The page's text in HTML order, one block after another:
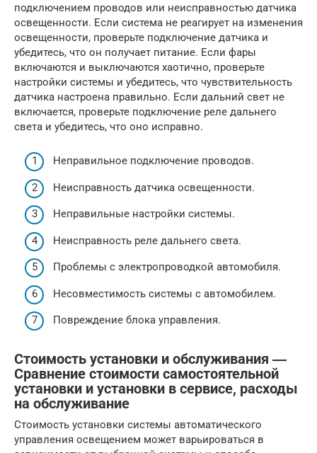
подключением проводов или неисправностью датчика
освещенности. Если система не реагирует на изменения
освещенности, проверьте подключение датчика и
убедитесь, что он получает питание. Если фары
включаются и выключаются хаотично, проверьте
настройки системы и убедитесь, что чувствительность
датчика настроена правильно. Если дальний свет не
включается, проверьте подключение реле дальнего
света и убедитесь, что оно исправно.
Неправильное подключение проводов.
Неисправность датчика освещенности.
Неправильные настройки системы.
Неисправность реле дальнего света.
Проблемы с электропроводкой автомобиля.
Несовместимость системы с автомобилем.
Повреждение блока управления.
Стоимость установки и обслуживания ―
Сравнение стоимости самостоятельной
установки и установки в сервисе, расходы
на обслуживание
Стоимость установки системы автоматического
управления освещением может варьироваться в